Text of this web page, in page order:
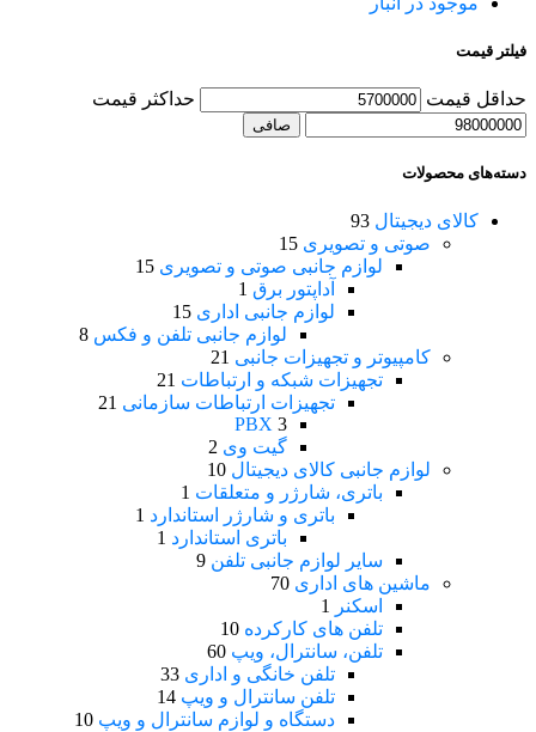
فیلتر قیمت
حداقل قیمت حداكثر قيمت
صافی
دسته‌های محصولات
کالای دیجیتال 93
صوتی و تصویری 15
لوازم جانبی صوتی و تصویری 15
آداپتور برق 1
لوازم جانبی اداری 15
لوازم جانبی تلفن و فکس 8
کامپیوتر و تجهیزات جانبی 21
تجهیزات شبکه و ارتباطات 21
تجهیزات ارتباطات سازمانی 21
PBX 3
گیت وی 2
لوازم جانبی کالای دیجیتال 10
باتری، شارژر و متعلقات 1
باتری و شارژر استاندارد 1
باتری استاندارد 1
سایر لوازم جانبی تلفن 9
ماشین های اداری 70
اسکنر
1
تلفن های کارکرده 10
تلفن، سانترال، ویپ 60
تلفن خانگی و اداری 33
تلفن سانترال و ویپ 14
دستگاه و لوازم سانترال و ویپ 10